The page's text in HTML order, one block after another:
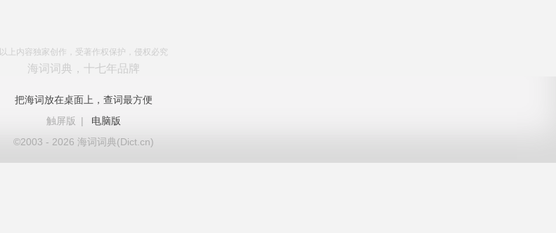
以上内容独家创作，受著作权保护，侵权必究
海词词典，十七年品牌
把海词放在桌面上，查词最方便
触屏版
|
电脑版
©2003 - 2026 海词词典(Dict.cn)